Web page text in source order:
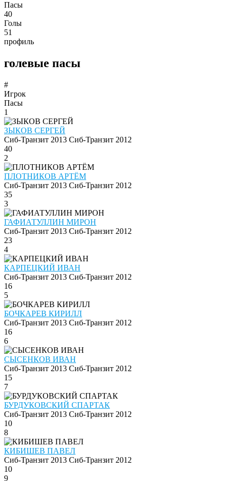
Пасы
40
Голы
51
профиль
голевые пасы
#
Игрок
Пасы
1
ЗЫКОВ СЕРГЕЙ
Сиб-Транзит 2013 Сиб-Транзит 2012
40
2
ПЛОТНИКОВ АРТЁМ
Сиб-Транзит 2013 Сиб-Транзит 2012
35
3
ГАФИАТУЛЛИН МИРОН
Сиб-Транзит 2013 Сиб-Транзит 2012
23
4
КАРПЕЦКИЙ ИВАН
Сиб-Транзит 2013 Сиб-Транзит 2012
16
5
БОЧКАРЕВ КИРИЛЛ
Сиб-Транзит 2013 Сиб-Транзит 2012
16
6
СЫСЕНКОВ ИВАН
Сиб-Транзит 2013 Сиб-Транзит 2012
15
7
БУРДУКОВСКИЙ СПАРТАК
Сиб-Транзит 2013 Сиб-Транзит 2012
10
8
КИБИШЕВ ПАВЕЛ
Сиб-Транзит 2013 Сиб-Транзит 2012
10
9